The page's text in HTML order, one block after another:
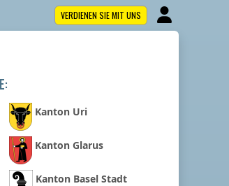
VERDIENEN SIE MIT UNS
:
Kanton Uri
Kanton Glarus
Kanton Basel Stadt